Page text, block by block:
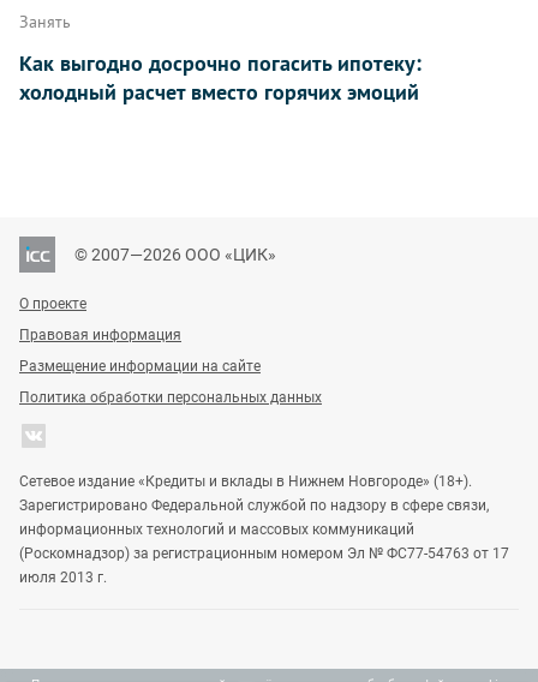
Занять
Как выгодно досрочно погасить ипотеку:
холодный расчет вместо горячих эмоций
© 2007—2026 ООО «ЦИК»
О проекте
Правовая информация
Размещение информации на сайте
Политика обработки персональных данных
Сетевое издание «Кредиты и вклады в Нижнем Новгороде» (18+).
Зарегистрировано Федеральной службой по надзору в сфере связи,
информационных технологий и массовых коммуникаций
(Роскомнадзор) за регистрационным номером Эл № ФС77-54763 от 17
июля 2013 г.